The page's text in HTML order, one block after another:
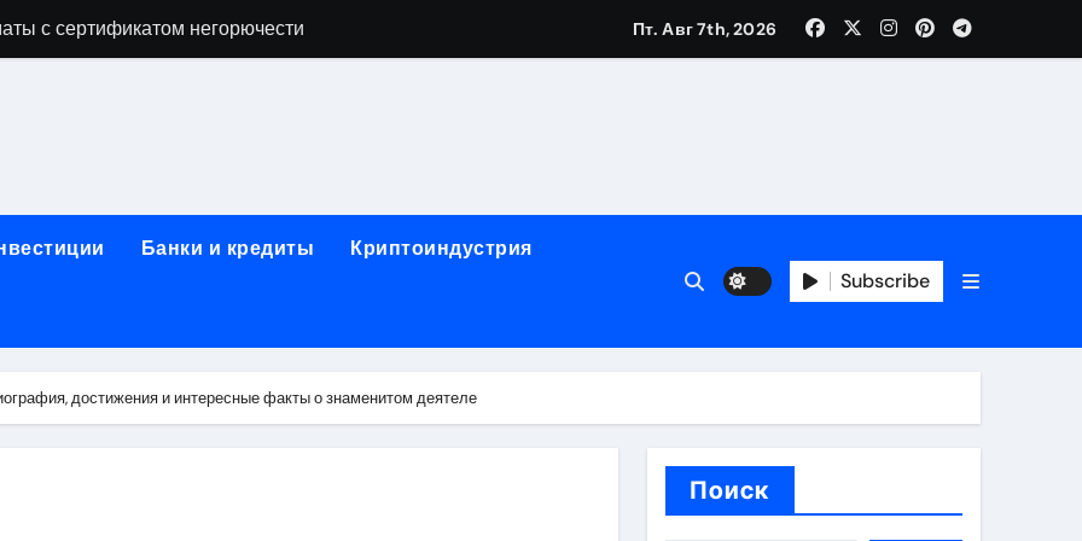
с сертификатом негорючести
и направляющих для конвейерных лент
лотков для хранения электронных компонентов
этапы строительства, проверка застройщика и сценарии оформления сделки
информация о сельскохозяйственных предприятиях
Пт. Авг 7th, 2026
Банки и кредиты Криптоиндустрия
Subscribe
достижения и интересные факты о знаменитом деятеле
Поиск